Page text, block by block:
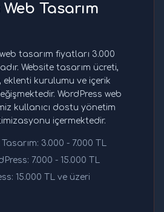
Tasarım
tasarım fiyatları 3.000
Website tasarım ücreti,
kurulumu ve içerik
WordPress web
kullanıcı dostu yönetim
içermektedir.
3.000 - 7.000 TL
7.000 - 15.000 TL
15.000 TL ve üzeri